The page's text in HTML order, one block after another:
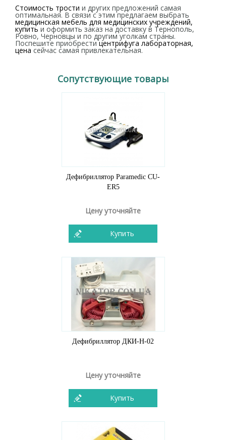
Стоимость трости и других предложений самая
оптимальная. В связи с этим предлагаем выбрать
медицинская мебель для медицинских учреждений,
купить и оформить заказ на доставку в Тернополь,
Ровно, Черновцы и по другим уголкам страны.
Поспешите приобрестицентрифуга лабораторная,
цена сейчас самая привлекательная.
Сопутствующие товары
Дефибриллятор Paramedic CU-
ER5
Цену уточняйте
Купить
Дефибриллятор ДКИ-Н-02
Цену уточняйте
Купить